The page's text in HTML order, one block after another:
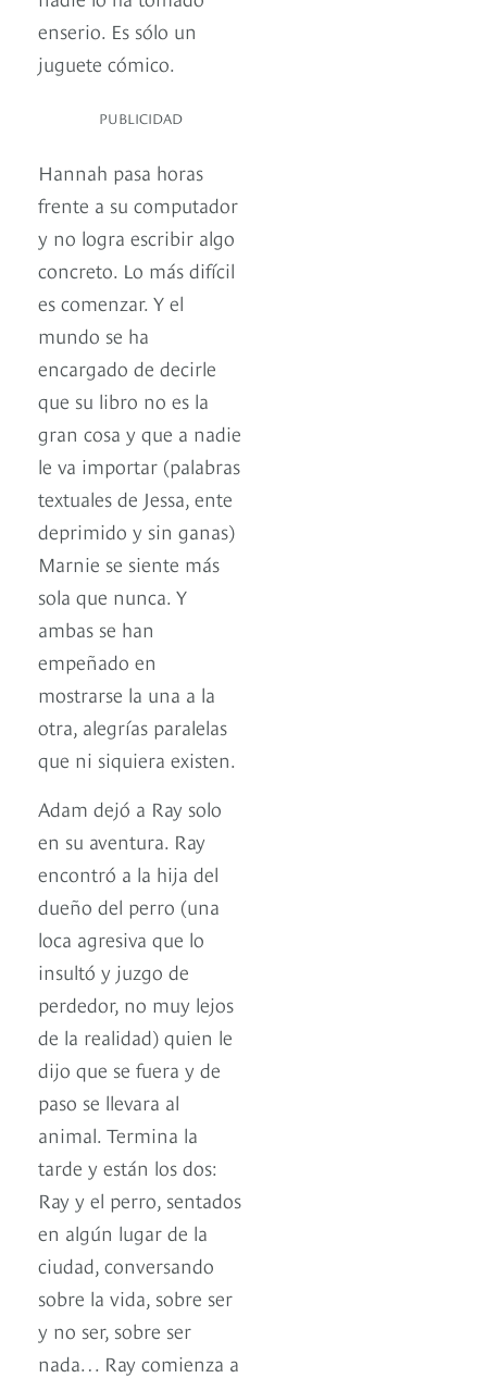
enserio. Es sólo un
juguete cómico.
PUBLICIDAD
Hannah pasa horas
frente a su computador
y no logra escribir algo
concreto. Lo más difícil
es comenzar. Y el
mundo se ha
encargado de decirle
que su libro no es la
gran cosa y que a nadie
le va importar (palabras
textuales de Jessa, ente
deprimido y sin ganas)
Marnie se siente más
sola que nunca. Y
ambas se han
empeñado en
mostrarse la una a la
otra, alegrías paralelas
que ni siquiera existen.
Adam dejó a Ray solo
en su aventura. Ray
encontró a la hija del
dueño del perro (una
loca agresiva que lo
insultó y juzgo de
perdedor, no muy lejos
de la realidad) quien le
dijo que se fuera y de
paso se llevara al
animal. Termina la
tarde y están los dos:
Ray y el perro, sentados
en algún lugar de la
ciudad, conversando
sobre la vida, sobre ser
y no ser, sobre ser
nada… Ray comienza a